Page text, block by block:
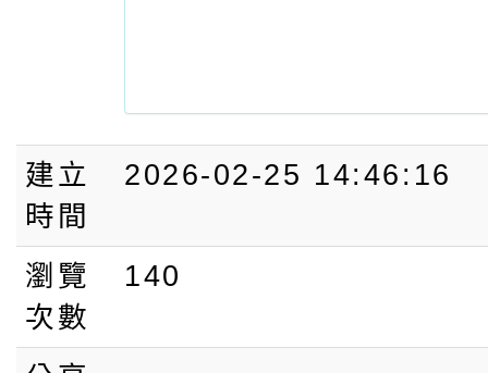
建立
時間
2026-02-25 14:46:16
瀏覽
次數
140